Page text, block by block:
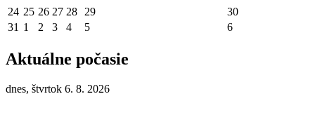
24 25 26 27 28 29
30
31 1 2 3 4 5 6
Aktuálne počasie
dnes, štvrtok 6. 8. 2026